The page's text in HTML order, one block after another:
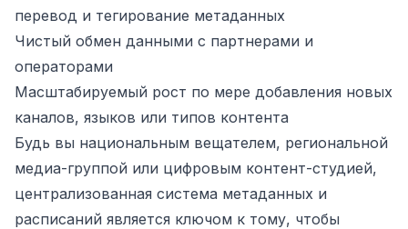
перевод и тегирование метаданных
Чистый обмен данными с партнерами и
операторами
Масштабируемый рост по мере добавления новых
каналов, языков или типов контента
Будь вы национальным вещателем, региональной
медиа-группой или цифровым контент-студией,
централизованная система метаданных и
расписаний является ключом к тому, чтобы